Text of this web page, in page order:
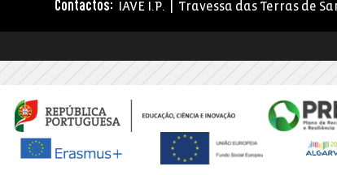
Contactos: IAVE I.P. | Travessa das Terras de